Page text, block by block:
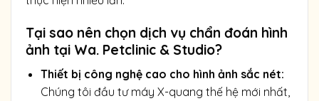
Tại sao nên chọn dịch vụ chẩn đoán hình
ảnh tại Wa. Petclinic & Studio?
Thiết bị công nghệ cao cho hình ảnh sắc nét:
Chúng tôi đầu tư máy X-quang thế hệ mới nhất,